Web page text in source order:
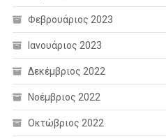
Φεβρουάριος 2023
Ιανουάριος 2023
Δεκέμβριος 2022
Νοέμβριος 2022
Οκτώβριος 2022